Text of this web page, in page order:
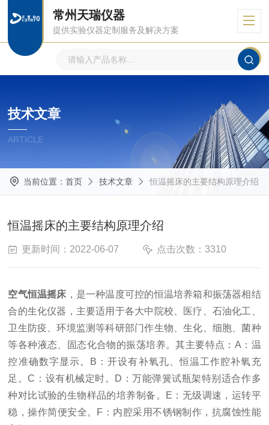
常州天瑞仪器
提供实验仪器定制服务及解决方案
技术文章
ARTICLE
当前位置： 首页 技术文章 恒温摇床的主要结构原理介绍
恒温摇床的主要结构原理介绍
更新时间：2022-06-07 点击次数：3310
空气恒温摇床 ，是一种温度可控的恒温培养箱和振荡器相结
合的生化仪器，主要适用于各大中院校、医疗、石油化工、
卫生防疫、环境监测等科研部门作生物、生化、细胞、菌种
等各种液态、固态化合物的振荡培养。其主要特点：A：温
控准确数字显示。B：开设有补氧孔、恒温工作腔补氧充
足。C：设有机械定时。D：万能弹簧试瓶架特别适合作多
种对比试验的生物样品的培养制备。E：无级调速，运转平
稳，操作简便安全。F：内腔采用不锈钢制作，抗腐蚀性能